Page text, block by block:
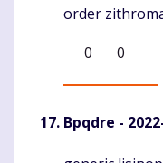
order
0
0
Bpqdre -